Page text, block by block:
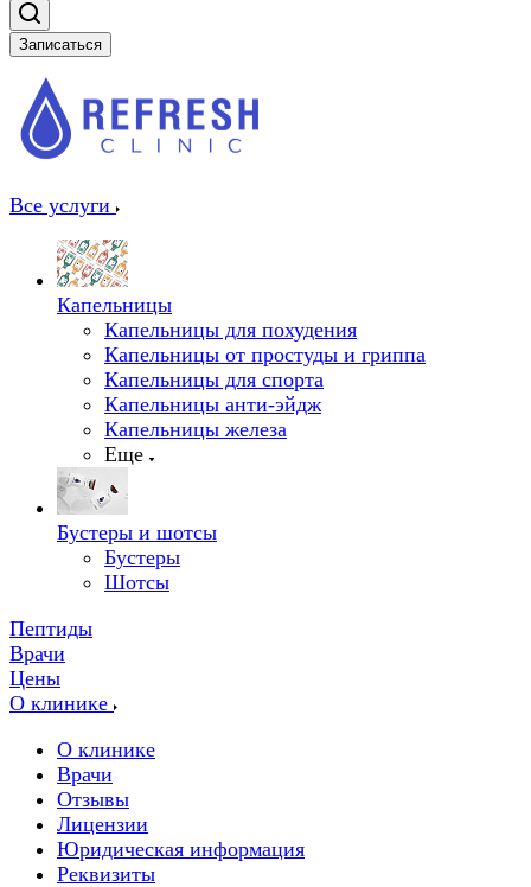
Записаться
Все услуги
Капельницы
Капельницы для похудения
Капельницы от простуды и гриппа
Капельницы для спорта
Капельницы анти-эйдж
Капельницы железа
Еще
Бустеры и шотсы
Бустеры
Шотсы
Пептиды
Врачи
Цены
О клинике
О клинике
Врачи
Отзывы
Лицензии
Юридическая информация
Реквизиты